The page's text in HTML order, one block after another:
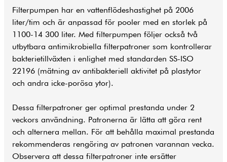
Filterpumpen har en vattenflödeshastighet på 2006
liter/tim och är anpassad för pooler med en storlek på
1100-14 300 liter. Med filterpumpen följer också två
utbytbara antimikrobiella filterpatroner som kontrollerar
bakterietillväxten i enlighet med standarden SS-ISO
22196 (mätning av antibakteriell aktivitet på plastytor
och andra icke-porösa ytor).
Dessa filterpatroner ger optimal prestanda under 2
veckors användning. Patronerna är lätta att göra rent
och alternera mellan. För att behålla maximal prestanda
rekommenderas rengöring av patronen varannan vecka.
Observera att dessa filterpatroner inte ersätter